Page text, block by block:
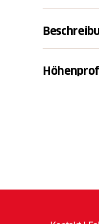
an dessen
Aare-Gau)
1933